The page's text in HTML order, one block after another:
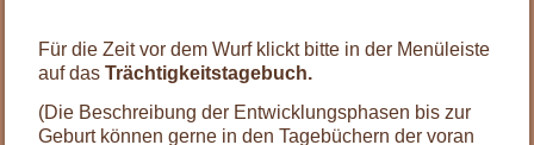
Für die Zeit vor dem Wurf klickt bitte in der Menüleiste
auf dasTrächtigkeitstagebuch.
(Die Beschreibung der Entwicklungsphasen bis zur
Geburt können gerne in den Tagebüchern der voran